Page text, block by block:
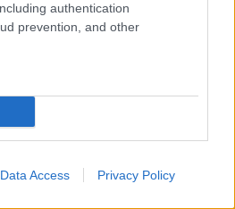
authentication
prevention, and other
Data Access Privacy Policy